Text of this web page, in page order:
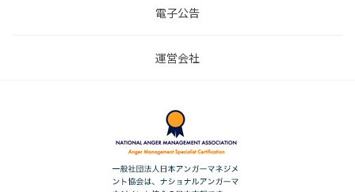
電子公告
運営会社